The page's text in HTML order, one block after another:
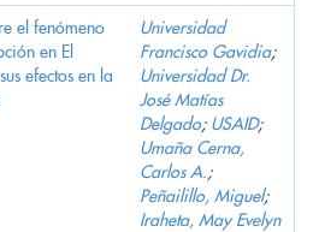
el fenómeno
en El
efectos en la
Universidad
Francisco Gavidia;
Universidad Dr.
José Matías
Delgado; USAID;
Umaña Cerna,
Carlos A.;
Peñailillo, Miguel;
Iraheta, May Evelyn